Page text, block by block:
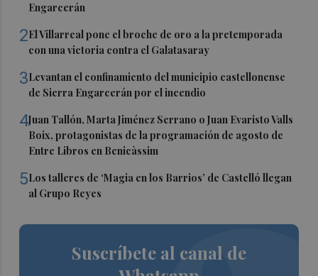
Engarcerán
2El Villarreal pone el broche de oro a la pretemporada
con una victoria contra el Galatasaray
3Levantan el confinamiento del municipio castellonense
de Sierra Engarcerán por el incendio
4Juan Tallón, Marta Jiménez Serrano o Juan Evaristo Valls
Boix, protagonistas de la programación de agosto de
Entre Libros en Benicàssim
5Los talleres de ‘Magia en los Barrios’ de Castelló llegan
al Grupo Reyes
Suscríbete al canal de